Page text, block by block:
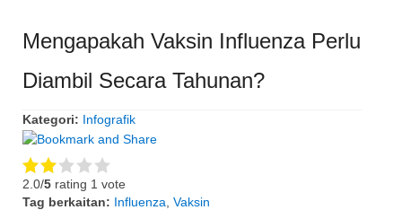
Mengapakah Vaksin Influenza Perlu
Diambil Secara Tahunan?
Kategori: Infografik
2.0/5 rating 1 vote
Tag berkaitan: Influenza Vaksin